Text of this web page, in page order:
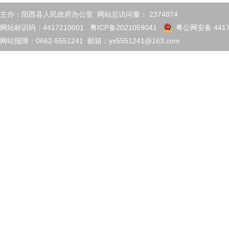
主办：阳西县人民政府办公室 网站总访问量： 2374874
网站标识码：4417210001 粤ICP备2021059041
粤公网安备
网站报障：0662-5551241 邮箱：yx5551241@163.com